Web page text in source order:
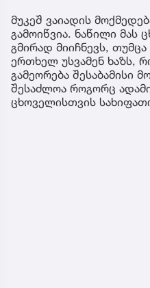
მუკეშ ვაიადის
გამოიწვია. ნაწილი მას
გმირად მიიჩნევს,
ერთხელ უსვამენ ხაზს,
გამეორება შესაბამისი
შესაძლოა როგორც
ცხოველისთვის